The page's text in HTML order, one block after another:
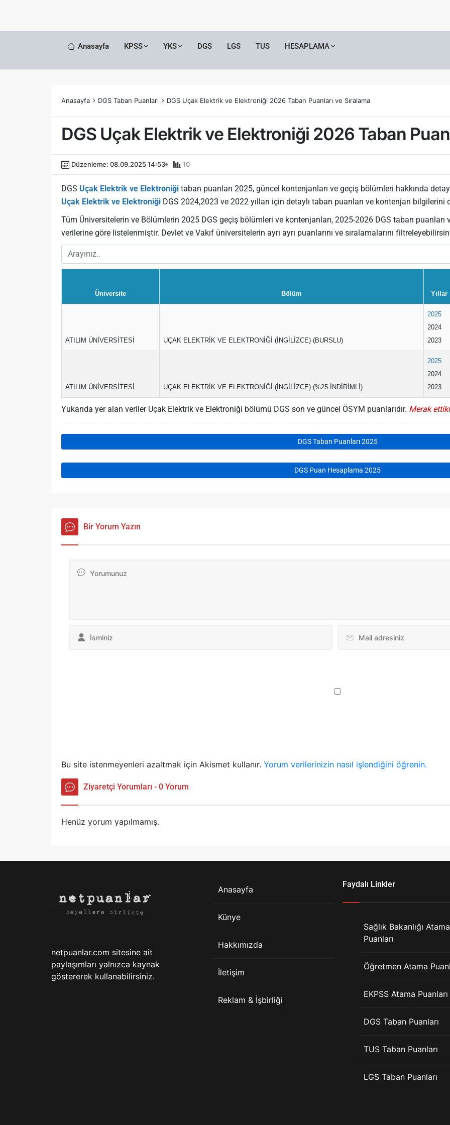
Anasayfa KPSS YKS DGS LGS TUS HESAPLAMA
Anasayfa DGS Taban Puanları DGS Uçak Elektrik ve Elektroniği 2026 Taban Puanları ve Sıralama
DGS Uçak Elektrik ve Elektroniği 2026 Taban
Düzenleme: 08.09.2025 14:53 10
DGS Uçak Elektrik ve Elektroniği taban puanları 2025, güncel kontenjanları ve geçiş bölümleri hakkında
Uçak Elektrik ve Elektroniği DGS 2024,2023 ve 2022 yılları için detaylı taban puanları ve kontenjan bilgilerini
Tüm Üniversitelerin ve Bölümlerin 2025 DGS geçiş bölümleri ve kontenjanları, 2025-2026 DGS taban puanları
verilerine göre listelenmiştir. Devlet ve Vakıf üniversitelerin ayrı ayrı puanlarını ve sıralamalarını
Üniversite Bölüm Yıllar
ATILIM ÜNİVERSİTESİ UÇAK ELEKTRİK VE ELEKTRONİĞİ (İNGİLİZCE) (BURSLU)
2025
2024
2023
ATILIM ÜNİVERSİTESİ UÇAK ELEKTRİK VE ELEKTRONİĞİ (İNGİLİZCE) (%25 İNDİRİMLİ)
2025
2024
2023
Yukarıda yer alan veriler Uçak Elektrik ve Elektroniği bölümü DGS son ve güncel ÖSYM puanlarıdır. Merak
DGS Taban Puanları 2025
DGS Puan Hesaplama 2025
Bir Yorum Yazın
Bu site istenmeyenleri azaltmak için Akismet kullanır. Yorum verilerinizin nasıl işlendiğini öğrenin.
Ziyaretçi Yorumları - 0 Yorum
Henüz yorum yapılmamış.
netpuanlar.com sitesine ait
paylaşımları yalnızca kaynak
göstererek kullanabilirsiniz.
Anasayfa
Künye
Hakkımızda
İletişim
Reklam & İşbirliği
Faydalı Linkler
Sağlık Bakanlığı Atama
Puanları
Öğretmen Atama
EKPSS Atama Puanları
DGS Taban Puanları
TUS Taban Puanları
LGS Taban Puanları